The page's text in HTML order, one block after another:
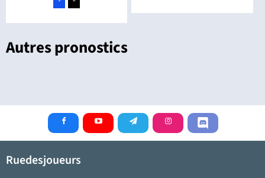
Autres pronostics
Ruedesjoueurs